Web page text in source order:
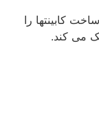
کابینتها را
می کند.